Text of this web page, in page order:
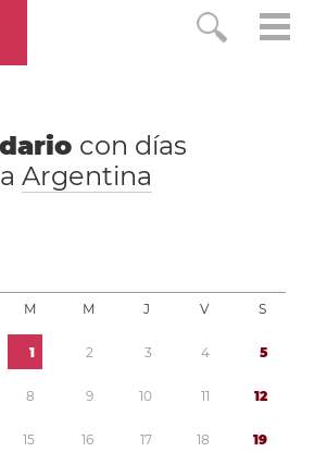
con días
Argentina
M M J V S
1 2 3 4 5
8 9 10 11 12
15 16 17 18 19